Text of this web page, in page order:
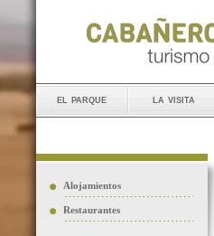
el parque la visita
Alojamientos
Restaurantes